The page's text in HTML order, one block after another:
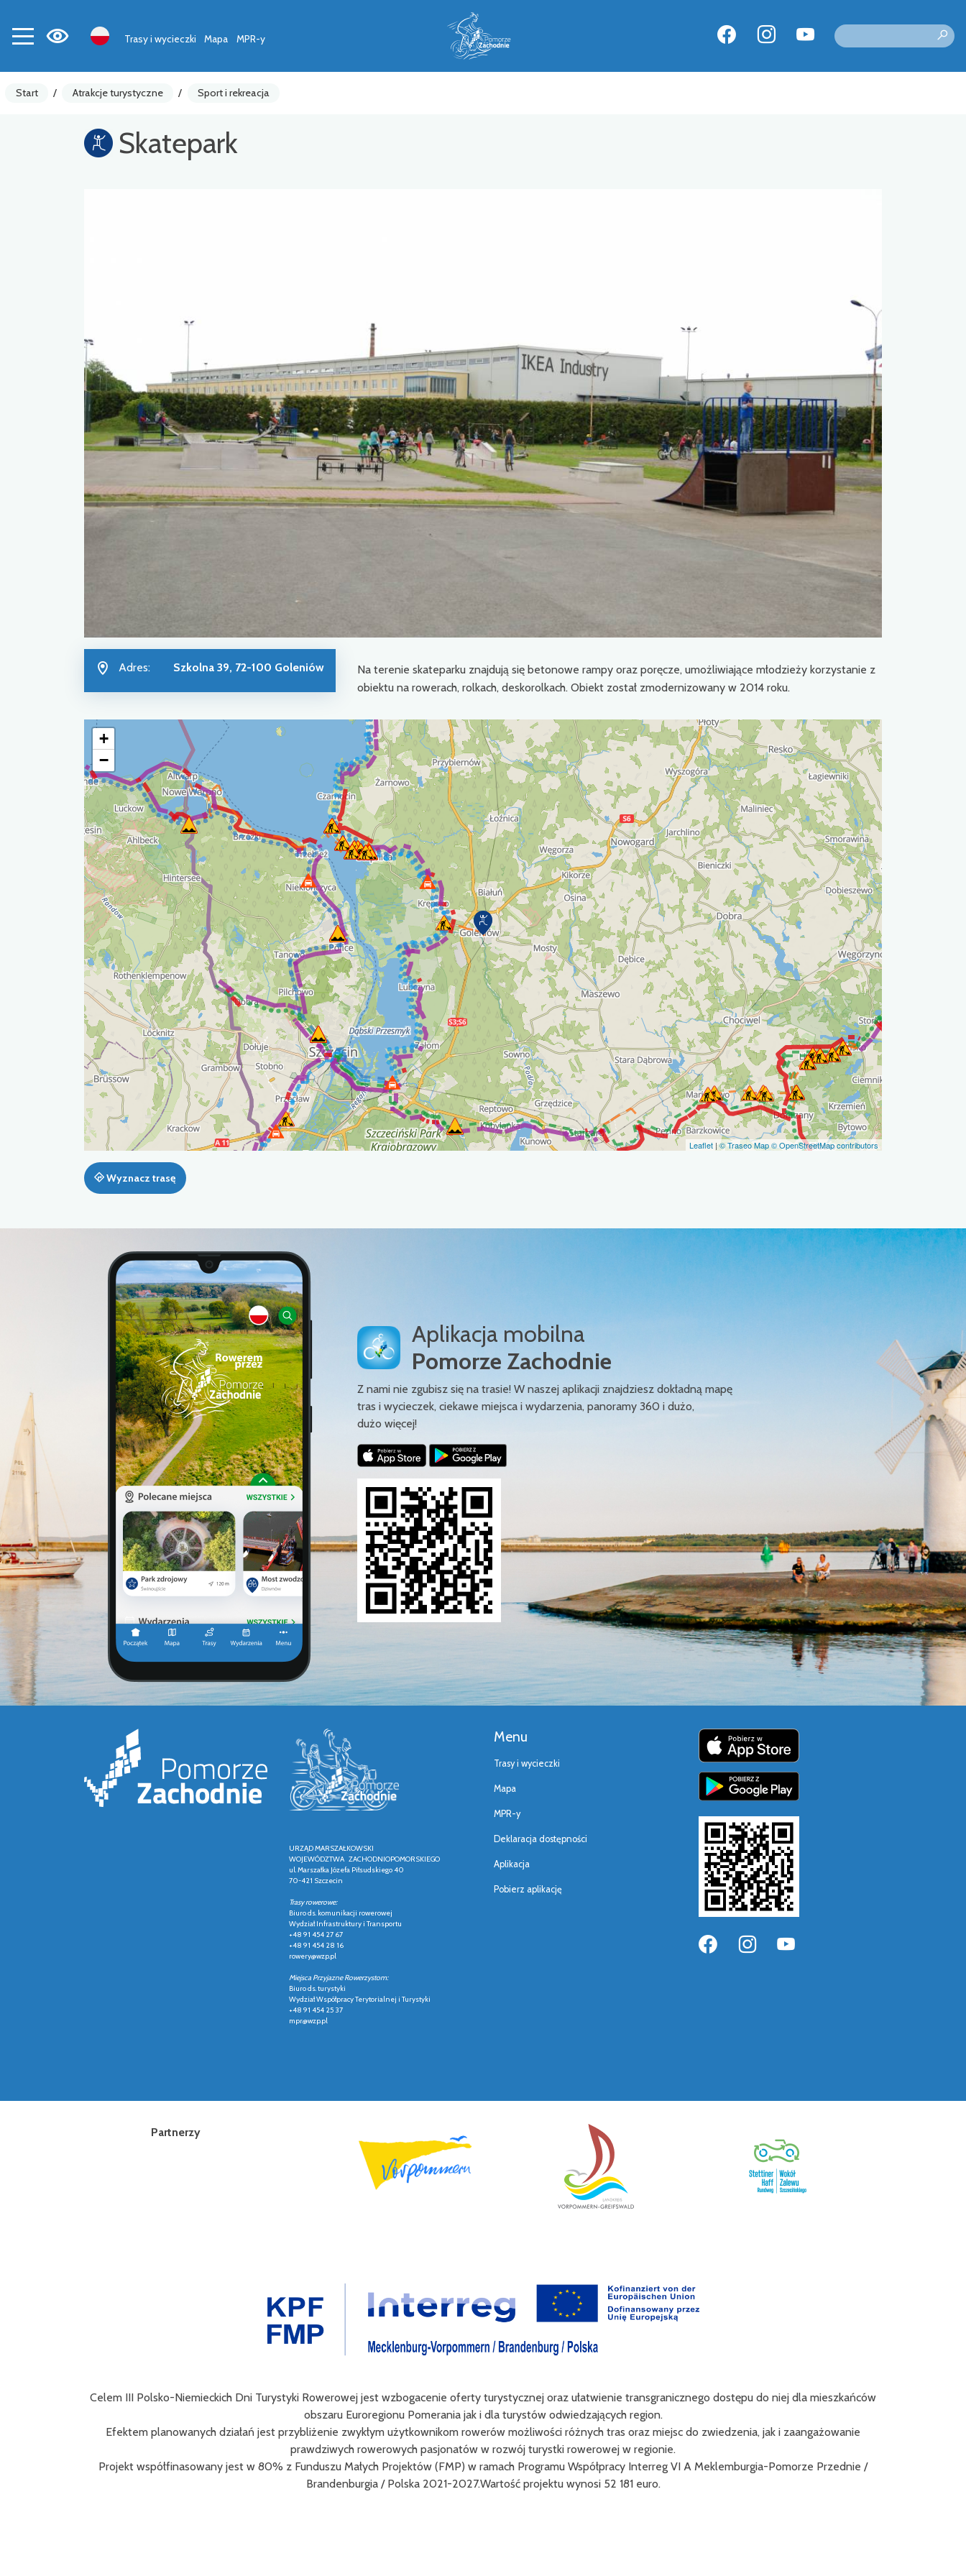
Trasy i wycieczki Mapa MPR-y
Start / Atrakcje turystyczne / Sport i rekreacja
Skatepark
Adres: Szkolna 39, 72-100 Goleniów
Na terenie skateparku znajdują się betonowe rampy oraz poręcze, umożliwiające młodzieży korzystanie z
obiektu na rowerach, rolkach, deskorolkach. Obiekt został zmodernizowany w 2014 roku.
+
−
Leaflet |© Traseo Map© OpenStreetMap contributors
Wyznacz trasę
Aplikacja mobilna
Pomorze Zachodnie
Z nami nie zgubisz się na trasie! W naszej aplikacji znajdziesz dokładną mapę
tras i wycieczek, ciekawe miejsca i wydarzenia, panoramy 360 i dużo,
dużo więcej!
URZĄD MARSZAŁKOWSKI
WOJEWÓDZTWA ZACHODNIOPOMORSKIEGO
ul. Marszałka Józefa Piłsudskiego 40
70-421 Szczecin
Trasy rowerowe:
Biuro ds. komunikacji rowerowej
Wydział Infrastruktury i Transportu
+48 91 454 27 67
+48 91 454 28 16
rowery@wzp.pl
Miejsca Przyjazne Rowerzystom:
Biuro ds. turystyki
Wydział Współpracy Terytorialnej i Turystyki
+48 91 454 25 37
mpr@wzp.pl
Menu
Trasy i wycieczki
Mapa
MPR-y
Deklaracja dostępności
Aplikacja
Pobierz aplikację
Partnerzy
Celem III Polsko-Niemieckich Dni Turystyki Rowerowej jest wzbogacenie oferty turystycznej oraz ułatwienie transgranicznego dostępu do niej dla mieszkańców
obszaru Euroregionu Pomerania jak i dla turystów odwiedzających region.
Efektem planowanych działań jest przybliżenie zwykłym użytkownikom rowerów możliwości różnych tras oraz miejsc do zwiedzenia, jak i zaangażowanie
prawdziwych rowerowych pasjonatów w rozwój turystki rowerowej w regionie.
Projekt współfinasowany jest w 80% z Funduszu Małych Projektów (FMP) w ramach Programu Współpracy Interreg VI A Meklemburgia-Pomorze Przednie /
Brandenburgia / Polska 2021-2027.Wartość projektu wynosi 52 181 euro.